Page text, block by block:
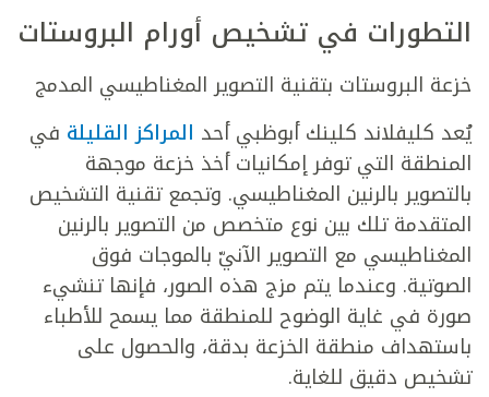
التطورات في تشخيص أورام البروستات
خزعة البروستات بتقنية التصوير المغناطيسي المدمج
يُعد كليفلاند كلينك أبوظبي أحد المراكز القليلة في
المنطقة التي توفر إمكانيات أخذ خزعة موجهة
بالتصوير بالرنين المغناطيسي. وتجمع تقنية التشخيص
المتقدمة تلك بين نوع متخصص من التصوير بالرنين
المغناطيسي مع التصوير الآنيّ بالموجات فوق
الصوتية. وعندما يتم مزج هذه الصور، فإنها تنشيء
صورة في غاية الوضوح للمنطقة مما يسمح للأطباء
باستهداف منطقة الخزعة بدقة، والحصول على
تشخيص دقيق للغاية.